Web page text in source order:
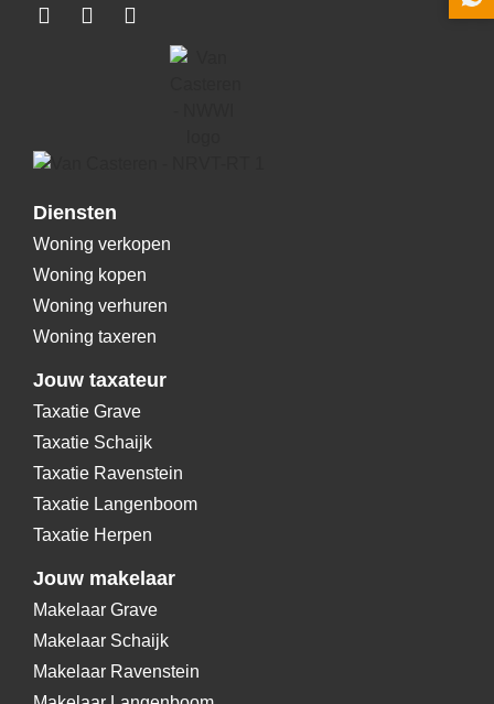
Diensten
Woning verkopen
Woning kopen
Woning verhuren
Woning taxeren
Jouw taxateur
Taxatie Grave
Taxatie Schaijk
Taxatie Ravenstein
Taxatie Langenboom
Taxatie Herpen
Jouw makelaar
Makelaar Grave
Makelaar Schaijk
Makelaar Ravenstein